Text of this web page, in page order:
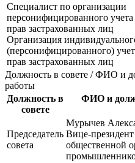
Специалист по организации
персонифицированного
прав застрахованных лиц
Организация
(персонифицированного)
прав застрахованных лиц
Должность в совете / ФИО и
работы
Должность в
совете
ФИО и
Председатель
совета
Мурычев
Вице-
общественной